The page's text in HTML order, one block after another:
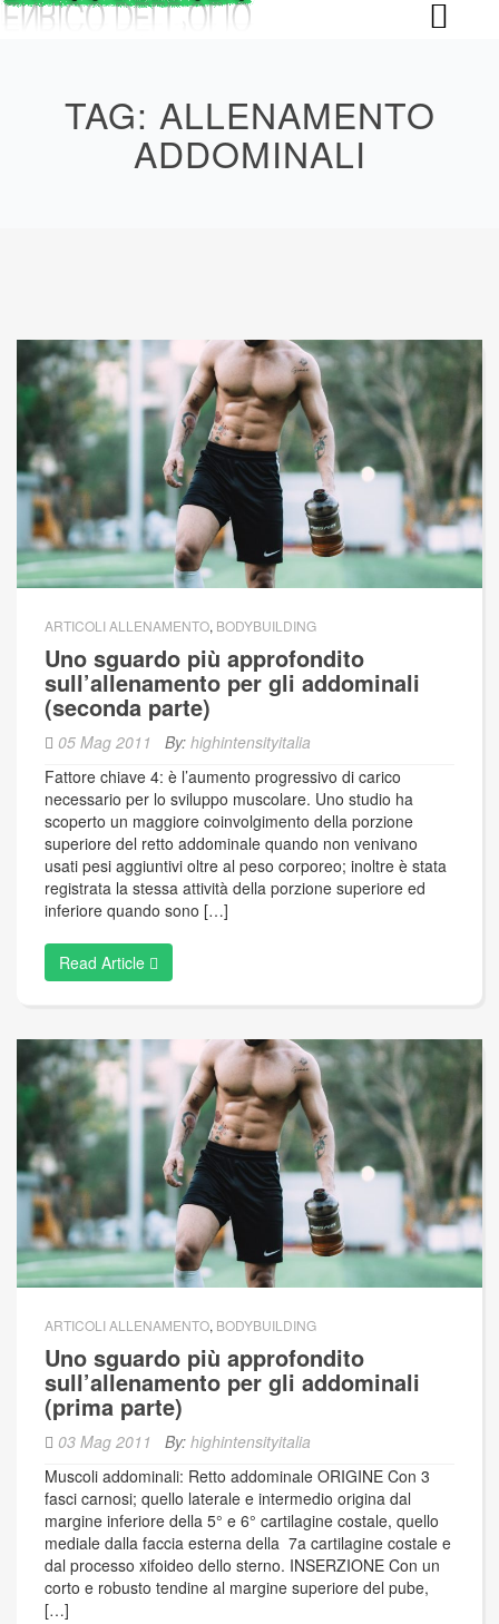
Skip
TAG: ALLENAMENTO
ADDOMINALI
ARTICOLI ALLENAMENTO, BODYBUILDING
Uno sguardo più approfondito
sull’allenamento per gli addominali
(seconda parte)
05 Mag 2011 By: highintensityitalia
Fattore chiave 4: è l’aumento progressivo di carico
necessario per lo sviluppo muscolare. Uno studio ha
scoperto un maggiore coinvolgimento della porzione
superiore del retto addominale quando non venivano
usati pesi aggiuntivi oltre al peso corporeo; inoltre è stata
registrata la stessa attività della porzione superiore ed
inferiore quando sono […]
Read Article
ARTICOLI ALLENAMENTO, BODYBUILDING
Uno sguardo più approfondito
sull’allenamento per gli addominali
(prima parte)
03 Mag 2011 By: highintensityitalia
Muscoli addominali: Retto addominale ORIGINE Con 3
fasci carnosi; quello laterale e intermedio origina dal
margine inferiore della 5° e 6° cartilagine costale, quello
mediale dalla faccia esterna della 7a cartilagine costale e
dal processo xifoideo dello sterno. INSERZIONE Con un
corto e robusto tendine al margine superiore del pube,
[…]